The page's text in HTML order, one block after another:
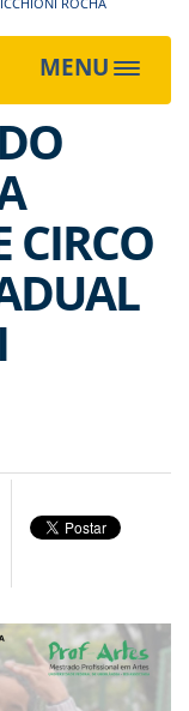
ROCHA
MENU
Toggle
CIRCO